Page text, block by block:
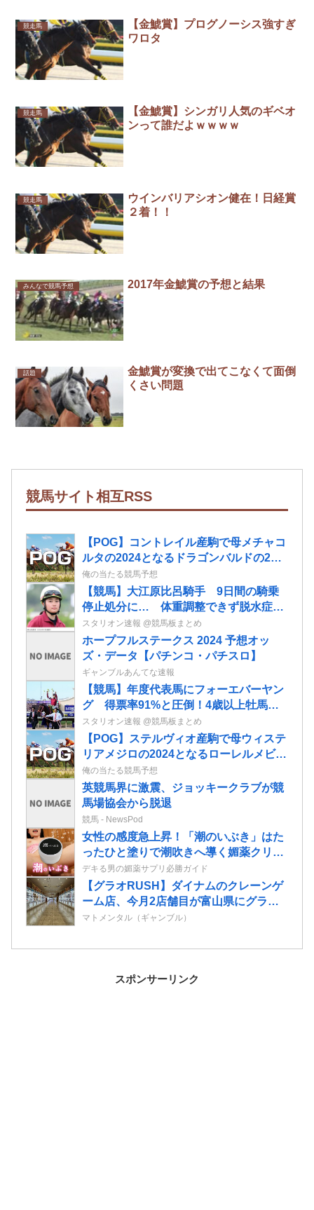
競走馬
【金鯱賞】プログノーシス強すぎ
ワロタ
競走馬
【金鯱賞】シンガリ人気のギベオ
ンって誰だよｗｗｗｗ
競走馬
ウインバリアシオン健在！日経賞
２着！！
みんなで競馬予想 2017年金鯱賞の予想と結果
話題
金鯱賞が変換で出てこなくて面倒
くさい問題
競馬サイト相互RSS
【POG】コントレイル産駒で母メチャコ
ルタの2024となるドラゴンバルドの2歳
情報
俺の当たる競馬予想
【競馬】大江原比呂騎手 9日間の騎乗
停止処分に… 体重調整できず脱水症
JRAが発表
スタリオン速報 @競馬板まとめ
ホープフルステークス 2024 予想オッ
ズ・データ【パチンコ・パチスロ】
ギャンブルあんてな速報
【競馬】年度代表馬にフォーエバーヤン
グ 得票率91%と圧倒！4歳以上牡馬、
ダートと合わせて三冠
スタリオン速報 @競馬板まとめ
【POG】ステルヴィオ産駒で母ウィステ
リアメジロの2024となるローレルメビウ
スの2歳情報
俺の当たる競馬予想
英競馬界に激震、ジョッキークラブが競
馬場協会から脱退
競馬 - NewsPod
女性の感度急上昇！「潮のいぶき」はた
ったひと塗りで潮吹きへ導く媚薬クリー
ムだ！
デキる男の媚薬サプリ必勝ガイド
【グラオRUSH】ダイナムのクレーンゲ
ーム店、今月2店舗目が富山県にグラン
ドオープン決定
マトメンタル（ギャンブル）
スポンサーリンク